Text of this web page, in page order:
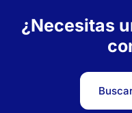
¿Necesitas